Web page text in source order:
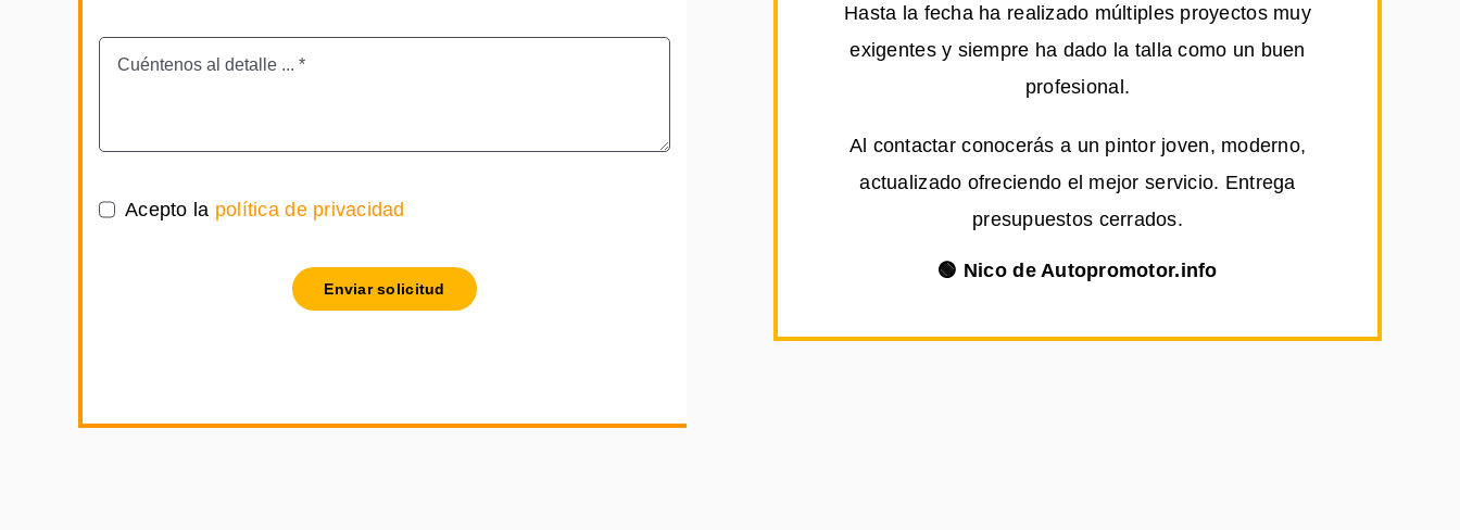
Acepto la política de privacidad
Enviar solicitud
Hasta la fecha ha realizado múltiples proyectos muy
exigentes y siempre ha dado la talla como un buen
profesional.
Al contactar conocerás a un pintor joven, moderno,
actualizado ofreciendo el mejor servicio. Entrega
presupuestos cerrados.
🟢 Nico de Autopromotor.info